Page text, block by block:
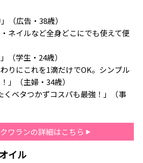
（広告・38歳）
ネイルなど全身どこにでも使えて便
（学生・24歳）
りにこれを1滴だけでOK。シンプル
」（主婦・34歳）
くベタつかずコスパも最強！」（事
ワランの詳細はこちら
イル